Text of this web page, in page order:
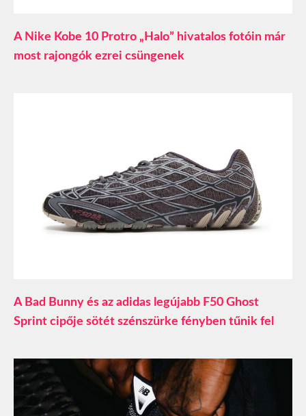
A Nike Kobe 10 Protro „Halo” hivatalos fotóin már
most rajongók ezrei csüngenek
A Bad Bunny és az adidas legújabb F50 Ghost
Sprint cipője sötét szénszürke fényben tűnik fel